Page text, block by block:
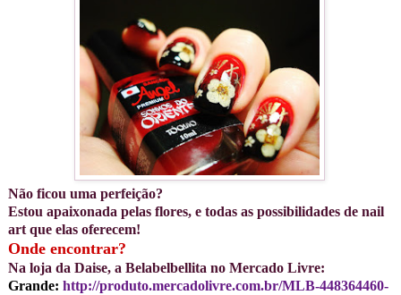
Não ficou uma perfeição?
Estou apaixonada pelas flores, e todas as possibilidades de nail
art que elas oferecem!
Onde encontrar?
Na loja da Daise, a Belabelbellita no Mercado Livre:
Grande: http://produto.mercadolivre.com.br/MLB-448364460-